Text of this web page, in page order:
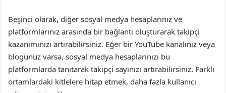
Beşinci olarak, diğer sosyal medya hesaplarınız ve
platformlarınız arasında bir bağlantı oluşturarak takipçi
kazanımınızı artırabilirsiniz. Eğer bir YouTube kanalınız veya
blogunuz varsa, sosyal medya hesaplarınızı bu
platformlarda tanıtarak takipçi sayınızı artırabilirsiniz. Farklı
ortamlardaki kitlelere hitap etmek, daha fazla kullanıcı